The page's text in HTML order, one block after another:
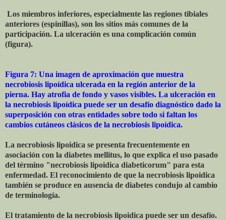
Los miembros inferiores, especialmente las regiones tibiales
anteriores (espinillas), son los sitios más comunes de la
participación. La ulceración es una complicación común
(figura).
Figura 7: Una imagen de aproximación que muestra
necrobiosis lipoídica ulcerada en la región anterior de la
pierna. Hay atrofia de fondo y vasos visibles. La ulceración en
la necrobiosis lipoídica puede ser un desafío diagnóstico dado la
superposición con otras entidades sobre todo si faltan los
cambios cutáneos clásicos de la necrobiosis lipoídica.
La necrobiosis lipoidica se presenta frecuentemente en
asociación con la diabetes mellitus, lo que explica el uso pasado
del término "necrobiosis lipoidica diabeticorum" para esta
enfermedad. El reconocimiento de que la necrobiosis lipoidica
también se produce en ausencia de diabetes condujo al cambio
de terminología.
El tratamiento de la necrobiosis lipoidica puede ser un desafío.